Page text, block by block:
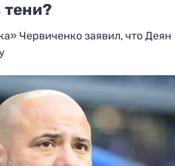
Червиченко заявил, что Деян